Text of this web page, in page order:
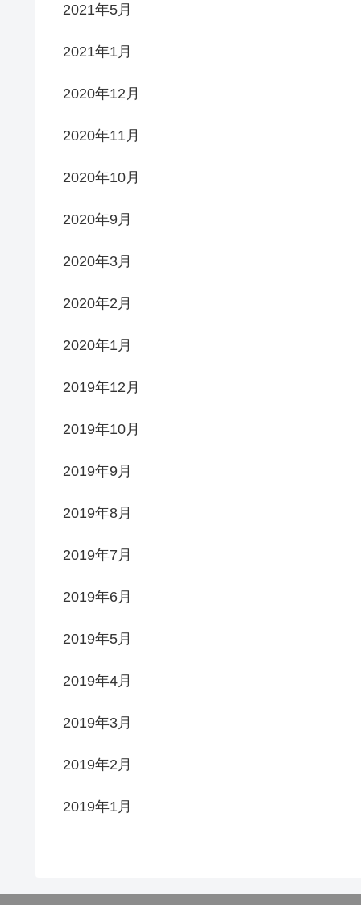
2021年5月
2021年1月
2020年12月
2020年11月
2020年10月
2020年9月
2020年3月
2020年2月
2020年1月
2019年12月
2019年10月
2019年9月
2019年8月
2019年7月
2019年6月
2019年5月
2019年4月
2019年3月
2019年2月
2019年1月